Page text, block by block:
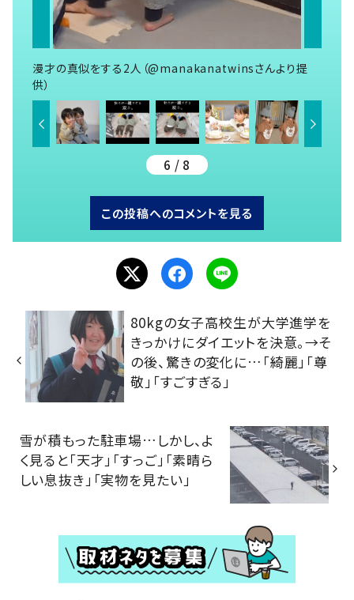
漫才の真似をする2人（@manakanatwinsさんより提
供）
6 / 8
この投稿へのコメントを見る
80kgの女子高校生が大学進学を
きっかけにダイエットを決意。→そ
の後、驚きの変化に…「綺麗」「尊
敬」「すごすぎる」
雪が積もった駐車場…しかし、よ
く見ると「天才」「すっご」「素晴ら
しい息抜き」「実物を見たい」